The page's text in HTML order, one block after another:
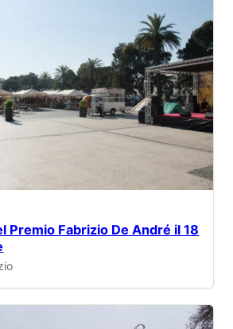
Premio Fabrizio De André il 18